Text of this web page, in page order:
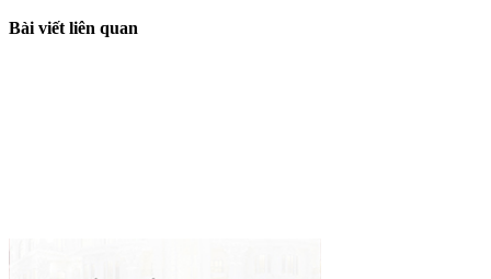
Bài viết liên quan